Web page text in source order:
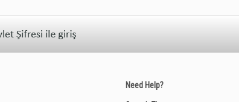
Need Help?